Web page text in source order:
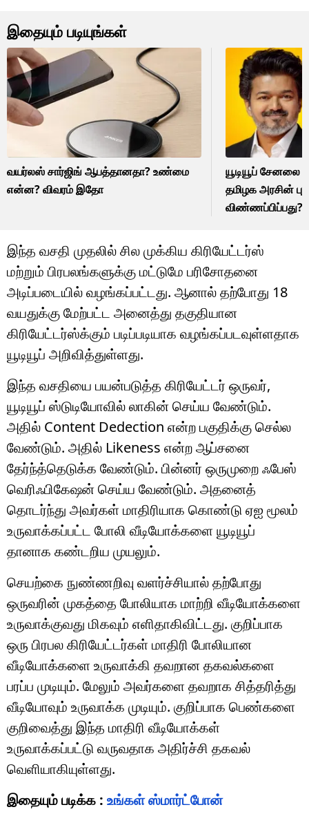
இதையும் படியுங்கள்
வயர்லஸ் சார்ஜிங் ஆபத்தானதா? உண்மை
என்ன? விவரம் இதோ
யூடியூப் சேனலை
தமிழக அரசின்
விண்ணப்பிப்பது?
இந்த வசதி முதலில் சில முக்கிய கிரியேட்டர்ஸ்
மற்றும் பிரபலங்களுக்கு மட்டுமே பரிசோதனை
அடிப்படையில் வழங்கப்பட்டது. ஆனால் தற்போது 18
வயதுக்கு மேற்பட்ட அனைத்து தகுதியான
கிரியேட்டர்ஸ்க்கும் படிப்படியாக வழங்கப்படவுள்ளதாக
யூடியூப் அறிவித்துள்ளது.
இந்த வசதியை பயன்படுத்த கிரியேட்டர் ஒருவர்,
யூடியூப் ஸ்டுடியோவில் லாகின் செய்ய வேண்டும்.
அதில் Content Dedection என்ற பகுதிக்கு செல்ல
வேண்டும். அதில் Likeness என்ற ஆப்சனை
தேர்ந்த்தெடுக்க வேண்டும். பின்னர் ஒருமுறை ஃபேஸ்
வெரிஃபிகேஷன் செய்ய வேண்டும். அதனைத்
தொடர்ந்து அவர்கள் மாதிரியாக கொண்டு ஏஐ மூலம்
உருவாக்கப்பட்ட போலி வீடியோக்களை யூடியூப்
தானாக கண்டறிய முயலும்.
செயற்கை நுண்ணறிவு வளர்ச்சியால் தற்போது
ஒருவரின் முகத்தை போலியாக மாற்றி வீடியோக்களை
உருவாக்குவது மிகவும் எளிதாகிவிட்டது. குறிப்பாக
ஒரு பிரபல கிரியேட்டர்கள் மாதிரி போலியான
வீடியோக்களை உருவாக்கி தவறான தகவல்களை
பரப்ப முடியும். மேலும் அவர்களை தவறாக சித்தரித்து
வீடியோவும் உருவாக்க முடியும். குறிப்பாக பெண்களை
குறிவைத்து இந்த மாதிரி வீடியோக்கள்
உருவாக்கப்பட்டு வருவதாக அதிர்ச்சி தகவல்
வெளியாகியுள்ளது.
இதையும் படிக்க : உங்கள் ஸ்மார்ட்போன்